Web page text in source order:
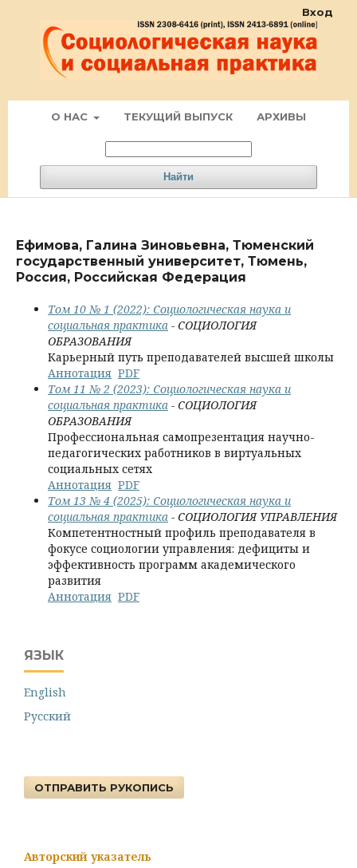
О НАС ТЕКУЩИЙ ВЫПУСК АРХИВЫ
Найти
Вход
Ефимова, Галина Зиновьевна, Тюменский
государственный университет, Тюмень,
Россия, Российская Федерация
Том 10 № 1 (2022): Социологическая наука и
социальная практика - СОЦИОЛОГИЯ
ОБРАЗОВАНИЯ
Карьерный путь преподавателей высшей школы
Аннотация PDF
Том 11 № 2 (2023): Социологическая наука и
социальная практика - СОЦИОЛОГИЯ
ОБРАЗОВАНИЯ
Профессиональная самопрезентация научно-
педагогических работников в виртуальных
социальных сетях
Аннотация PDF
Том 13 № 4 (2025): Социологическая наука и
социальная практика - СОЦИОЛОГИЯ УПРАВЛЕНИЯ
Компетентностный профиль преподавателя в
фокусе социологии управления: дефициты и
эффективность программ академического
развития
Аннотация PDF
ЯЗЫК
English
Русский
ОТПРАВИТЬ РУКОПИСЬ
Авторский указатель